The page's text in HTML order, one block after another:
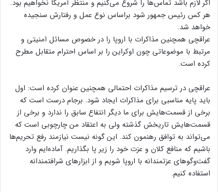
اگر لازم باشد تماس‌ها را شروع می‌کنیم و منتظر آمریکا نخواهیم بود.
هر کس رئیس جمهور شود براساس نوع عمل و رفتارش سنجیده
خواهد شد.
عراقچی همچنین مذاکرات با اروپا را در خصوص مسائل امنیتی و
مرتبط با موضوعاتی چون اوکراین را بر اساس احترام متقابل مطرح
کرده است.
عراقچی در ترسیم مذاکرات احتمالی همچنین عنوان کرده است: اول
باید پایه مناسبی برای مذاکرات ایجاد شود. برجام درست است که
برخی از قسمت‌هایش برای ما دیگر انتفاع سابق را ندارد و برخی از
قسمت‌هایش تاریخش گذشته ولی به اعتقاد من چارچوبی است که
می‌تواند به توافق رهنمون کند. این گونه نیست نیازمند رفع تحریم‌ها
باشیم که منافع کلان و عزت خود را زیر پا بگذاریم. آماده‌ایم وارد
گفت‌وگوهای عزتمندانه با اروپا شویم و از ابزارهای شرافتمندانه
استفاده کنیم.